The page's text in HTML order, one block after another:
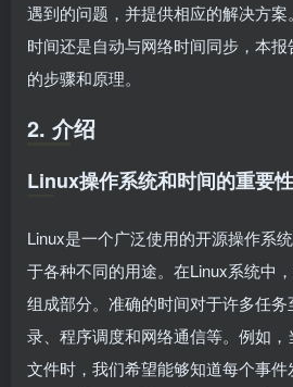
遇到的问题，并提供相应的解决方
时间还是自动与网络时间同步，本
的步骤和原理。
2. 介绍
Linux操作系统和时间的重要性
Linux是一个广泛使用的开源操作系
于各种不同的用途。在Linux系统中
组成部分。准确的时间对于许多任
录、程序调度和网络通信等。例如
文件时，我们希望能够知道每个事